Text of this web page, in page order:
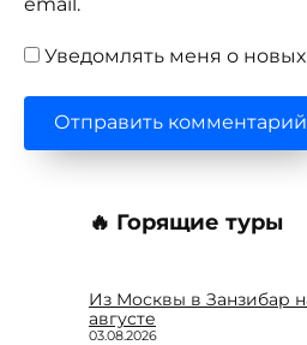
Уведомлять меня о новых
🔥 Горящие туры
Из Москвы в Занзибар
августе
03.08.2026